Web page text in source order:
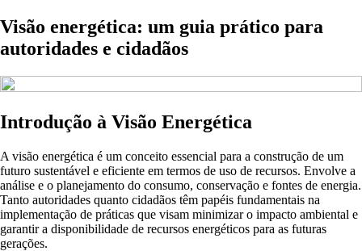
Visão energética: um guia prático para
autoridades e cidadãos
Introdução à Visão Energética
A visão energética é um conceito essencial para a construção de um
futuro sustentável e eficiente em termos de uso de recursos. Envolve a
análise e o planejamento do consumo, conservação e fontes de energia.
Tanto autoridades quanto cidadãos têm papéis fundamentais na
implementação de práticas que visam minimizar o impacto ambiental e
garantir a disponibilidade de recursos energéticos para as futuras
gerações.